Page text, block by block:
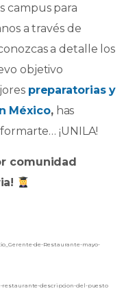
campus para
a través de
a detalle los
objetivo
preparatorias y
México,has
¡UNILA!
comunidad
de-Restaurante-mayo-
restaurante-descripcion-del-puesto